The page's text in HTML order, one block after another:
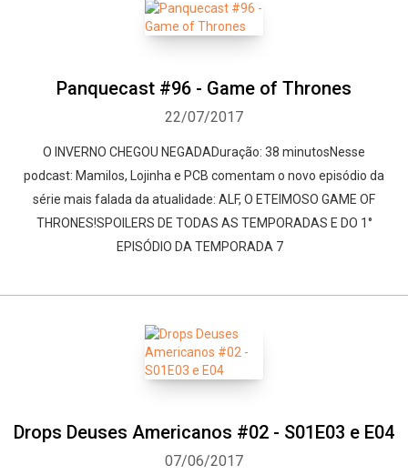
Panquecast #96 - Game of Thrones
22/07/2017
O INVERNO CHEGOU NEGADADuração: 38 minutosNesse
podcast: Mamilos, Lojinha e PCB comentam o novo episódio da
série mais falada da atualidade: ALF, O ETEIMOSO GAME OF
THRONES!SPOILERS DE TODAS AS TEMPORADAS E DO 1°
EPISÓDIO DA TEMPORADA 7
Drops Deuses Americanos #02 - S01E03 e E04
07/06/2017